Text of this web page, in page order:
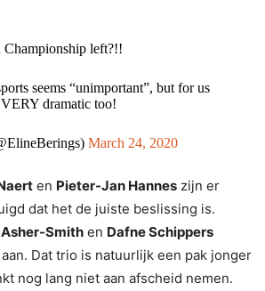
Championship left?!!
seems “unimportant”, but for us
dramatic too!
March 24, 2020
en Pieter-Jan Hannes zijn er
dat het de juiste beslissing is.
Asher-Smith en Dafne Schippers
Dat trio is natuurlijk een pak jonger
nog lang niet aan afscheid nemen.